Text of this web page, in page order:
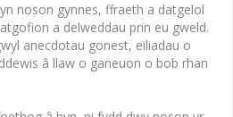
noson gynnes, ffraeth a datgelol
a delweddau prin eu gweld.
anecdotau gonest, eiliadau o
â llaw o ganeuon o bob rhan